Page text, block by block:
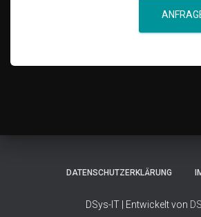
DATENSCHUTZERKLÄRUNG
DSys-IT | Entwickelt von